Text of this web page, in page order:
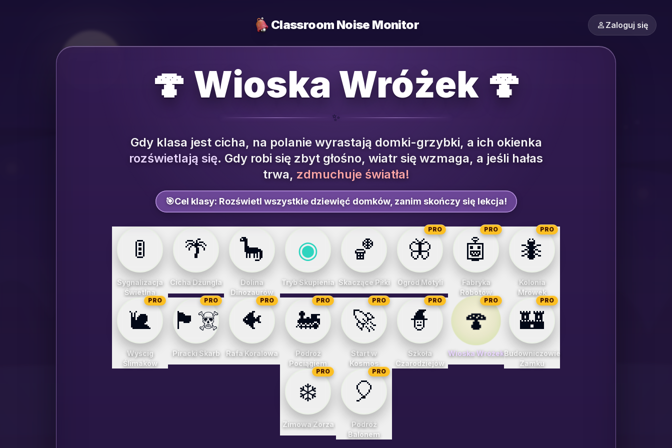
Classroom Noise Monitor person Zaloguj się
🍄 Wioska Wróżek 🍄
✨
Gdy klasa jest cicha, na polanie wyrastają domki-grzybki, a ich okienka
rozświetlają się. Gdy robi się zbyt głośno, wiatr się wzmaga, a jeśli hałas
trwa, zdmuchuje światła!
🎯Cel klasy: Rozświetl wszystkie dziewięć domków, zanim skończy się lekcja!
🚦
Sygnalizacja
Świetlna
🌴
Cicha Dżungla
🦕
Dolina
Dinozaurów
◉
Tryb Skupienia
🏀
Skaczące Piłki
🦋
PRO
Ogród Motyli
🤖
PRO
Fabryka
Robotów
🐜
PRO
Kolonia
Mrówek
🐌
PRO
Wyścig
Ślimaków
🏴‍☠️
PRO
Piracki Skarb
🐠
PRO
Rafa Koralowa
🚂
PRO
Podróż
Pociągiem
🚀
PRO
Start w
Kosmos
🧙
PRO
Szkoła
Czarodziejów
🍄
PRO
Wioska Wróżek
🏰
PRO
Budowniczowie
Zamku
❄️
PRO
Zimowa Zorza
🎈
PRO
Podróż
Balonem